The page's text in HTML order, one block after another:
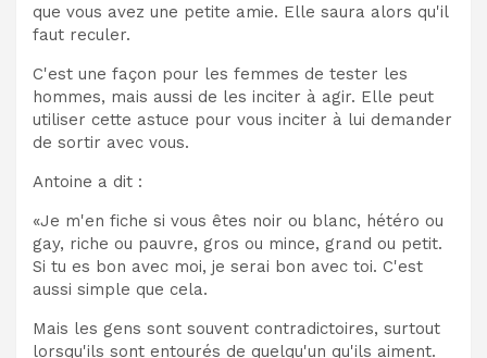
que vous avez une petite amie. Elle saura alors qu'il
faut reculer.
C'est une façon pour les femmes de tester les
hommes, mais aussi de les inciter à agir. Elle peut
utiliser cette astuce pour vous inciter à lui demander
de sortir avec vous.
Antoine a dit :
«Je m'en fiche si vous êtes noir ou blanc, hétéro ou
gay, riche ou pauvre, gros ou mince, grand ou petit.
Si tu es bon avec moi, je serai bon avec toi. C'est
aussi simple que cela.
Mais les gens sont souvent contradictoires, surtout
lorsqu'ils sont entourés de quelqu'un qu'ils aiment.